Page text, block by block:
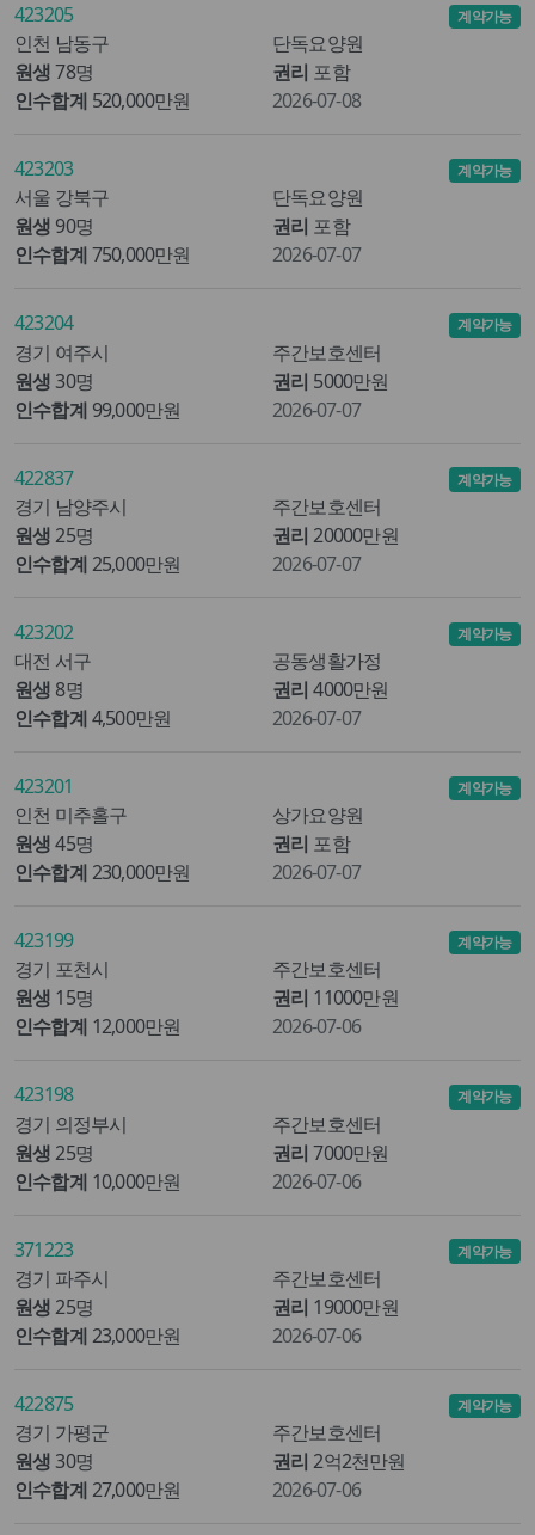
423205
인천 남동구
단독요양원
원생 78명 권리 포함
인수합계 520,000만원
계약가능
2026-07-08
423203
서울 강북구
단독요양원
원생 90명 권리 포함
인수합계750,000만원
계약가능
2026-07-07
423204
경기 여주시
주간보호센터
원생 30명 권리 5000만원
인수합계 99,000만원
계약가능
2026-07-07
422837
경기 남양주시
주간보호센터
원생 25명 권리 20000만원
인수합계25,000만원
계약가능
2026-07-07
423202
대전 서구
공동생활가정
원생 8명 권리 4000만원
인수합계4,500만원
계약가능
2026-07-07
423201
인천 미추홀구
상가요양원
원생 45명 권리 포함
인수합계230,000만원
계약가능
2026-07-07
423199
경기 포천시
주간보호센터
원생 15명 권리 11000만원
인수합계 12,000만원
계약가능
2026-07-06
423198
경기 의정부시
주간보호센터
원생 25명 권리 7000만원
인수합계 10,000만원
계약가능
2026-07-06
371223
경기 파주시
주간보호센터
원생 25명 권리 19000만원
인수합계23,000만원
계약가능
2026-07-06
422875
경기 가평군
주간보호센터
원생 30명 권리 2억2천만원
인수합계27,000만원
계약가능
2026-07-06